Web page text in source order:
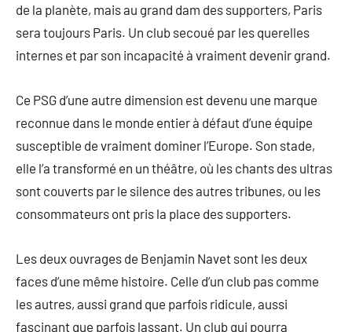
de la planète, mais au grand dam des supporters, Paris
sera toujours Paris. Un club secoué par les querelles
internes et par son incapacité à vraiment devenir grand.
Ce PSG d’une autre dimension est devenu une marque
reconnue dans le monde entier à défaut d’une équipe
susceptible de vraiment dominer l’Europe. Son stade,
elle l’a transformé en un théâtre, où les chants des ultras
sont couverts par le silence des autres tribunes, ou les
consommateurs ont pris la place des supporters.
Les deux ouvrages de Benjamin Navet sont les deux
faces d’une même histoire. Celle d’un club pas comme
les autres, aussi grand que parfois ridicule, aussi
fascinant que parfois lassant. Un club qui pourra